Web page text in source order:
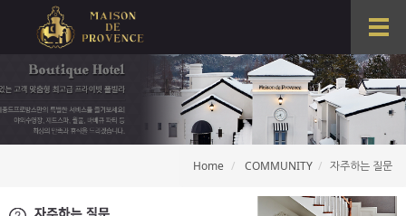
T
g
g
l
n
v
g
Home COMMUNITY 자주하는 질문
Sketchbook5, 스케치북5
Sketchbook5, 스케치북5